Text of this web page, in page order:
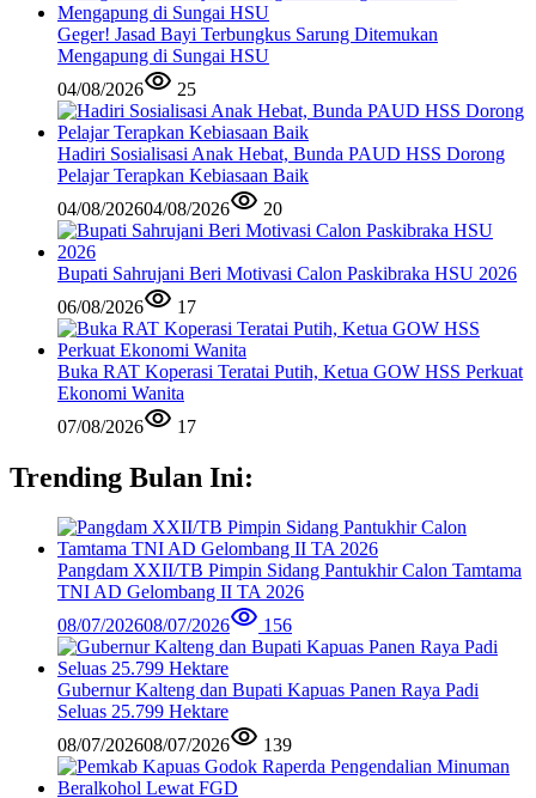
Geger! Jasad Bayi Terbungkus Sarung Ditemukan
Mengapung di Sungai HSU
04/08/2026
25
Hadiri Sosialisasi Anak Hebat, Bunda PAUD HSS Dorong
Pelajar Terapkan Kebiasaan Baik
04/08/202604/08/2026 20
Bupati Sahrujani Beri Motivasi Calon Paskibraka HSU 2026
06/08/2026
17
Buka RAT Koperasi Teratai Putih, Ketua GOW HSS Perkuat
Ekonomi Wanita
07/08/2026
17
Trending Bulan Ini:
Pangdam XXII/TB Pimpin Sidang Pantukhir Calon Tamtama
TNI AD Gelombang II TA 2026
08/07/202608/07/2026 156
Gubernur Kalteng dan Bupati Kapuas Panen Raya Padi
Seluas 25.799 Hektare
08/07/202608/07/2026 139